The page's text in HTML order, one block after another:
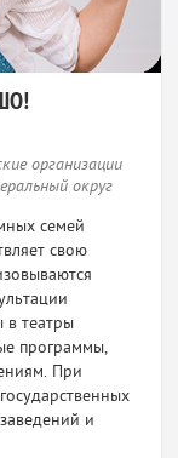
организации
округ
семей
свою
в театры
программы,
При
и